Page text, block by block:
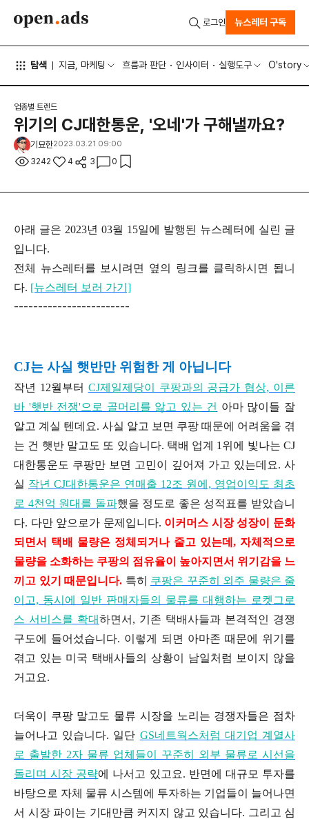
탐색 지금, 마케팅 흐름과 판단 인사이터 실행도구 O'story
로그인 뉴스레터 구독
업종별 트렌드
위기의 CJ대한통운, '오네'가 구해낼까요?
기묘한2023.03.21 09:00
3242 4 3 0
아래 글은 2023년 03월 15일에 발행된 뉴스레터에 실린 글
입니다.
전체 뉴스레터를 보시려면 옆의 링크를 클릭하시면 됩니
다. [뉴스레터 보러 가기]
------------------------
CJ는 사실 햇반만 위험한 게 아닙니다
작년 12월부터 CJ제일제당이 쿠팡과의 공급가 협상, 이른
바 '햇반 전쟁'으로 골머리를 앓고 있는 건 아마 많이들 잘
알고 계실 텐데요. 사실 알고 보면 쿠팡 때문에 어려움을 겪
는 건 햇반 말고도 또 있습니다. 택배 업계 1위에 빛나는 CJ
대한통운도 쿠팡만 보면 고민이 깊어져 가고 있는데요. 사
실 작년 CJ대한통운은 연매출 12조 원에, 영업이익도 최초
로 4천억 원대를 돌파했을 정도로 좋은 성적표를 받았습니
다. 다만 앞으로가 문제입니다. 이 커머스 시장 성장이 둔화
되면서 택배 물량은 정체되거나 줄고 있는데, 자체적으로
물량을 소화하는 쿠팡의 점유율이 높아지면서 위기감을 느
끼고 있기 때문입니다. 특히 쿠팡은 꾸준히 외주 물량은 줄
이고, 동시에 일반 판매자들의 물류를 대행하는 로켓그로
스 서비스를 확대하면서, 기존 택배사들과 본격적인 경쟁
구도에 들어섰습니다. 이렇게 되면 아마존 때문에 위기를
겪고 있는 미국 택배사들의 상황이 남일처럼 보이지 않을
거고요.
더욱이 쿠팡 말고도 물류 시장을 노리는 경쟁자들은 점차
늘어나고 있습니다. 일단 GS네트웍스처럼 대기업 계열사
로 출발한 2자 물류 업체들이 꾸준히 외부 물류로 시선을
돌리며 시장 공략에 나서고 있고요. 반면에 대규모 투자를
바탕으로 자체 물류 시스템에 투자하는 기업들이 늘어나면
서 시장 파이는 기대만큼 커지지 않고 있습니다. 그리고 심